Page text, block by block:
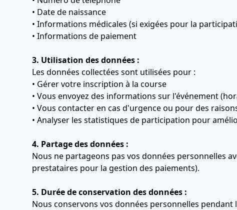
• Date de naissance
• Informations médicales (si exigées pour la
• Informations de paiement
3. Utilisation des données :
Les données collectées sont utilisées pour :
• Gérer votre inscription à la course
• Vous envoyez des informations sur l'événement
• Vous contacter en cas d'urgence ou pour des
• Analyser les statistiques de participation pour
4. Partage des données :
Nous ne partageons pas vos données personnelles
prestataires pour la gestion des paiements).
5. Durée de conservation des données :
Nous conservons vos données personnelles